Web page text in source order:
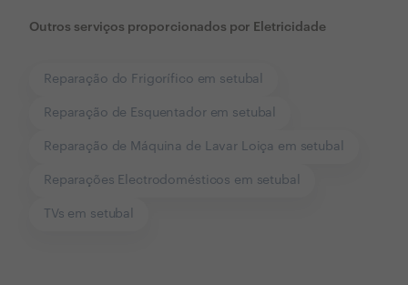
Outros serviços proporcionados por Eletricidade
Reparação do Frigorífico em setubal
Reparação de Esquentador em setubal
Reparação de Máquina de Lavar Loiça em setubal
Reparações Electrodomésticos em setubal
TVs em setubal